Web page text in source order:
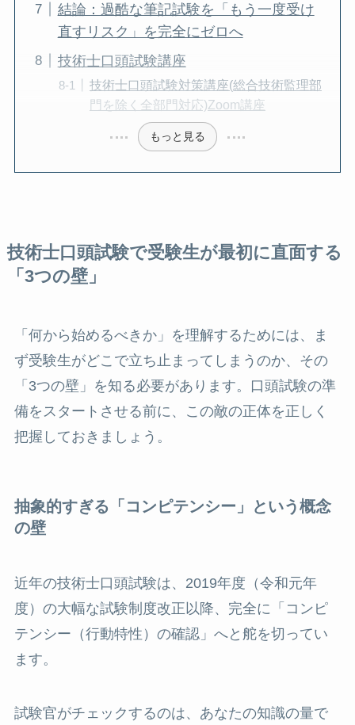
結論：過酷な筆記試験を「もう一度受け
直すリスク」を完全にゼロへ
技術士口頭試験講座
技術士口頭試験対策講座(総合技術監理部
門を除く全部門対応)Zoom講座
もっと見る
技術士口頭試験で受験生が最初に直面する
「3つの壁」
「何から始めるべきか」を理解するためには、ま
ず受験生がどこで立ち止まってしまうのか、その
「3つの壁」を知る必要があります。口頭試験の準
備をスタートさせる前に、この敵の正体を正しく
把握しておきましょう。
抽象的すぎる「コンピテンシー」という概念
の壁
近年の技術士口頭試験は、2019年度（令和元年
度）の大幅な試験制度改正以降、完全に「コンピ
テンシー（行動特性）の確認」へと舵を切ってい
ます。
試験官がチェックするのは、あなたの知識の量で